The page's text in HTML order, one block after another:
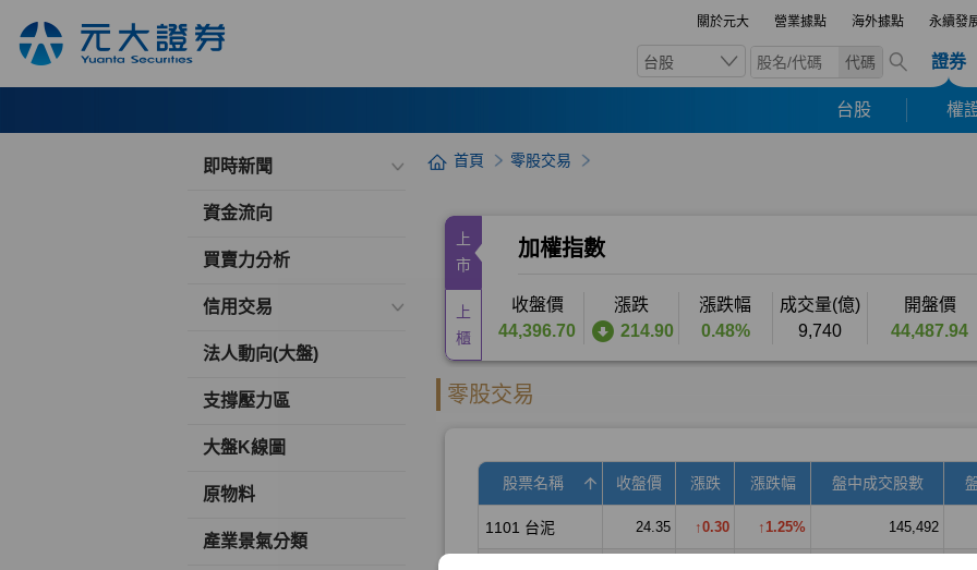
關於元大 營業據點 海外據點 永續發
台股 代碼 證券
台股 權
即時新聞
資金流向
買賣力分析
信用交易
法人動向(大盤)
支撐壓力區
大盤K線圖
原物料
產業景氣分類
首頁 零股交易